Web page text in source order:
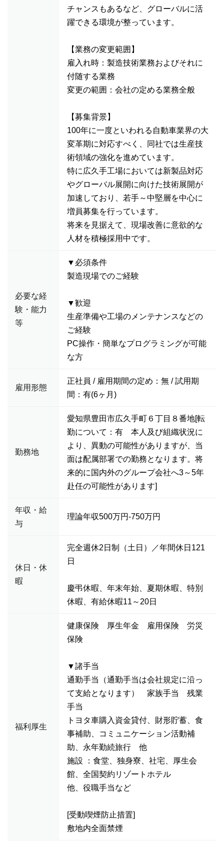
チャンスもあるなど、グローバルに活
躍できる環境が整っています。
【業務の変更範囲】
雇入れ時：製造技術業務およびそれに
付随する業務
変更の範囲：会社の定める業務全般
【募集背景】
100年に一度といわれる自動車業界の大
変革期に対応すべく、同社では生産技
術領域の強化を進めています。
特に広久手工場においては新製品対応
やグローバル展開に向けた技術展開が
加速しており、若手～中堅層を中心に
増員募集を行っています。
将来を見据えて、現場改善に意欲的な
人材を積極採用中です。
必要な経
験・能力
等
▼必須条件
製造現場でのご経験
▼歓迎
生産準備や工場のメンテナンスなどの
ご経験
PC操作・簡単なプログラミングが可能
な方
雇用形態
正社員 / 雇用期間の定め：無 / 試用期
間：有(6ヶ月)
勤務地
愛知県豊田市広久手町６丁目８番地[転
勤について：有 本人及び組織状況に
より、異動の可能性がありますが、当
面は配属部署での勤務となります。将
来的に国内外のグループ会社へ3～5年
赴任の可能性があります]
年収・給
与
理論年収500万円-750万円
休日・休
暇
完全週休2日制（土日）／年間休日121
日
慶弔休暇、年末年始、夏期休暇、特別
休暇、有給休暇11～20日
福利厚生
健康保険 厚生年金 雇用保険 労災
保険
▼諸手当
通勤手当（通勤手当は会社規定に沿っ
て支給となります） 家族手当 残業
手当
トヨタ車購入資金貸付、財形貯蓄、食
事補助、コミュニケーション活動補
助、永年勤続旅行 他
施設 ：食堂、独身寮、社宅、厚生会
館、全国契約リゾートホテル
他、役職手当など
[受動喫煙防止措置]
敷地内全面禁煙